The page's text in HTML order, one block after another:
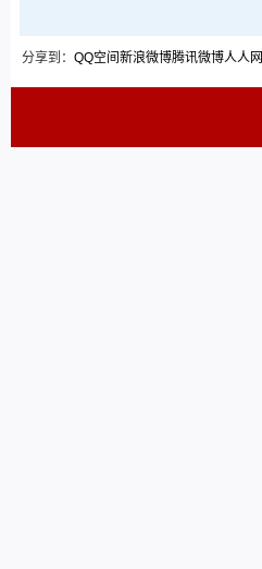
分享到： QQ空间 新浪微博腾讯微博人人网